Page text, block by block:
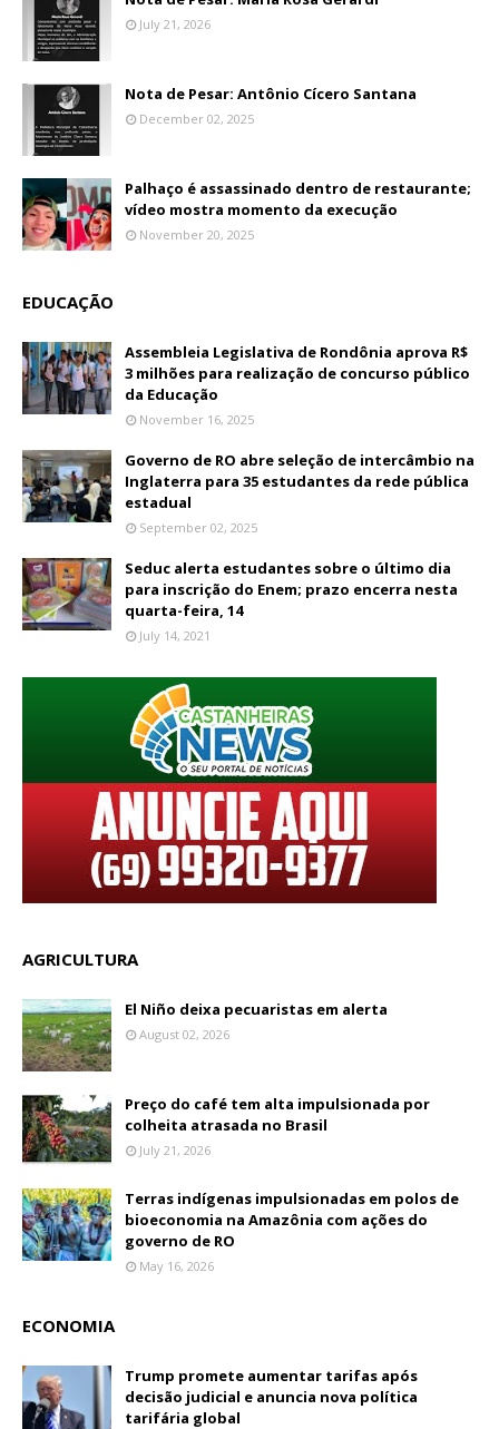
July 21, 2026
Nota de Pesar: Antônio Cícero Santana
December 02, 2025
Palhaço é assassinado dentro de restaurante;
vídeo mostra momento da execução
November 20, 2025
EDUCAÇÃO
Assembleia Legislativa de Rondônia aprova R$
3 milhões para realização de concurso público
da Educação
November 16, 2025
Governo de RO abre seleção de intercâmbio na
Inglaterra para 35 estudantes da rede pública
estadual
September 02, 2025
Seduc alerta estudantes sobre o último dia
para inscrição do Enem; prazo encerra nesta
quarta-feira, 14
July 14, 2021
AGRICULTURA
El Niño deixa pecuaristas em alerta
August 02, 2026
Preço do café tem alta impulsionada por
colheita atrasada no Brasil
July 21, 2026
Terras indígenas impulsionadas em polos de
bioeconomia na Amazônia com ações do
governo de RO
May 16, 2026
ECONOMIA
Trump promete aumentar tarifas após
decisão judicial e anuncia nova política
tarifária global